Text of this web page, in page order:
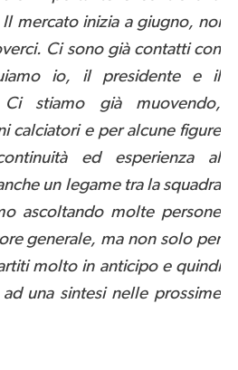
mercato inizia a giugno, noi
Ci sono già contatti con
io, il presidente e il
Ci stiamo già muovendo,
calciatori e per alcune figure
ed esperienza al
un legame tra la squadra
ascoltando molte persone
generale, ma non solo per
molto in anticipo e quindi
una sintesi nelle prossime